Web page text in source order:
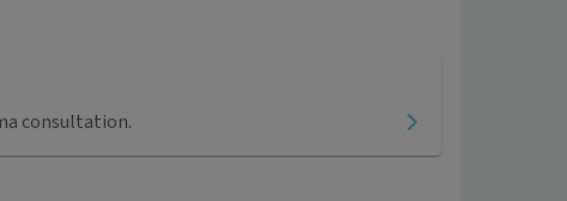
consultation.